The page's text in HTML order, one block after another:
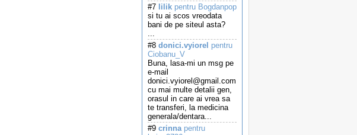
#7 lilik pentru Bogdanpop
si tu ai scos vreodata
bani de pe siteul asta?
...
#8 donici.vyiorel pentru
Ciobanu_V
Buna, lasa-mi un msg pe
e-mail
donici.vyiorel@gmail.com
cu mai multe detalii gen,
orasul in care ai vrea sa
te transferi, la medicina
generala/dentara...
#9 crinnapentru